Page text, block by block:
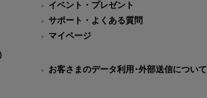
イベント・プレゼント
サポート・よくある質問
マイページ
お客さまのデータ利用･外部送信について